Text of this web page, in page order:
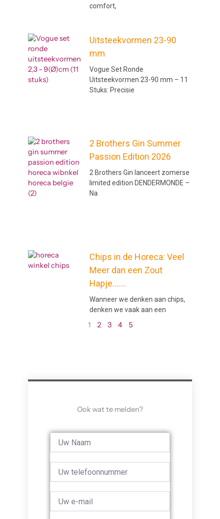
comfort,
Uitsteekvormen 23-90
mm
Vogue Set Ronde
Uitsteekvormen 23-90 mm – 11
Stuks: Precisie
2 Brothers Gin Summer
Passion Edition 2026
2 Brothers Gin lanceert zomerse
limited edition DENDERMONDE –
Na
Chips in de Horeca: Veel
Meer dan een Zout
Hapje…….
Wanneer we denken aan chips,
denken we vaak aan een
1 2 3 4 5
Ook wat te melden?
Name